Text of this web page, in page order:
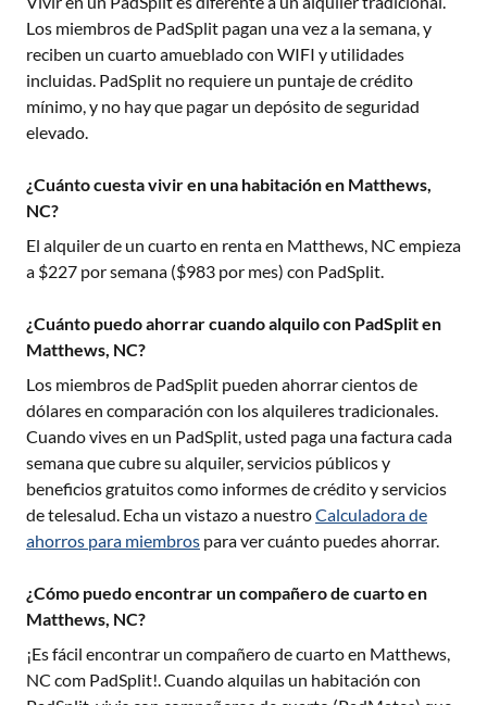
Los miembros de PadSplit pagan una vez a la semana, y
reciben un cuarto amueblado con WIFI y utilidades
incluidas. PadSplit no requiere un puntaje de crédito
mínimo, y no hay que pagar un depósito de seguridad
elevado.
¿Cuánto cuesta vivir en una habitación en Matthews,
NC?
El alquiler de un cuarto en renta en Matthews, NC empieza
a $227 por semana ($983 por mes) con PadSplit.
¿Cuánto puedo ahorrar cuando alquilo con PadSplit en
Matthews, NC?
Los miembros de PadSplit pueden ahorrar cientos de
dólares en comparación con los alquileres tradicionales.
Cuando vives en un PadSplit, usted paga una factura cada
semana que cubre su alquiler, servicios públicos y
beneficios gratuitos como informes de crédito y servicios
de telesalud. Echa un vistazo a nuestroCalculadora de
ahorros para miembros para ver cuánto puedes ahorrar.
¿Cómo puedo encontrar un compañero de cuarto en
Matthews, NC?
¡Es fácil encontrar un compañero de cuarto en Matthews,
NC com PadSplit!. Cuando alquilas un habitación con